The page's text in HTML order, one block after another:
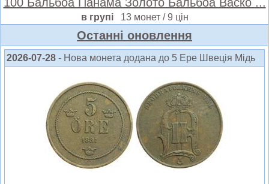
в групі 13 монет / 9 цін
Oстанні оновлення
2026-07-28 - Нова монета додана до 5 Ере Швеція Мідь